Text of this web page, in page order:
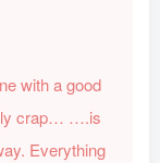
with a good
crap… ….is
Everything